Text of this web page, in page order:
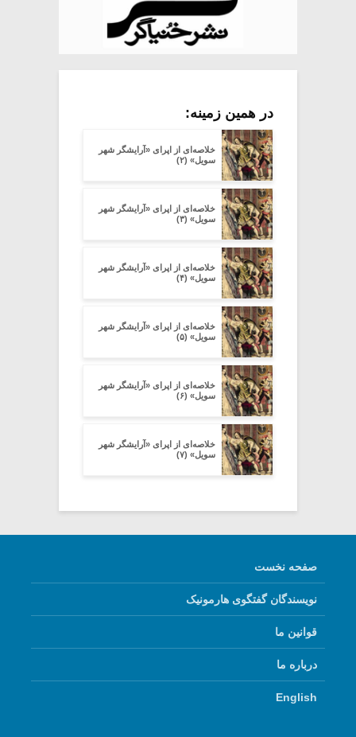
در همین زمینه:
خلاصه‌ای از اپرای «آرایشگر شهر
سویل» (۲)
خلاصه‌ای از اپرای «آرایشگر شهر
سویل» (۳)
خلاصه‌ای از اپرای «آرایشگر شهر
سویل» (۴)
خلاصه‌ای از اپرای «آرایشگر شهر
سویل» (۵)
خلاصه‌ای از اپرای «آرایشگر شهر
سویل» (۶)
خلاصه‌ای از اپرای «آرایشگر شهر
سویل» (۷)
صفحه نخست
نویسندگان گفتگوی هارمونیک
قوانین ما
درباره ما
English